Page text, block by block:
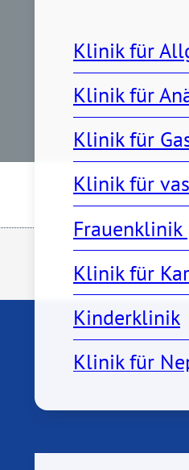
Klinik für
Klinik für
Klinik für
Klinik für
Frauenklinik
Klinik für
Kinderklinik
Klinik für
Klinik für
Klinik für